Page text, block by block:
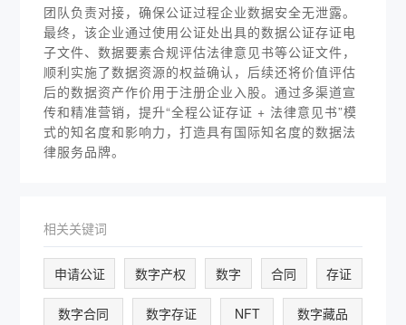
团队负责对接，确保公证过程企业数据安全无泄露。
最终，该企业通过使用公证处出具的数据公证存证电
子文件、数据要素合规评估法律意见书等公证文件，
顺利实施了数据资源的权益确认，后续还将价值评估
后的数据资产作价用于注册企业入股。通过多渠道宣
传和精准营销，提升“全程公证存证 + 法律意见书”模
式的知名度和影响力，打造具有国际知名度的数据法
律服务品牌。
相关关键词
申请公证 数字产权 数字 合同 存证
数字合同 数字存证 NFT 数字藏品